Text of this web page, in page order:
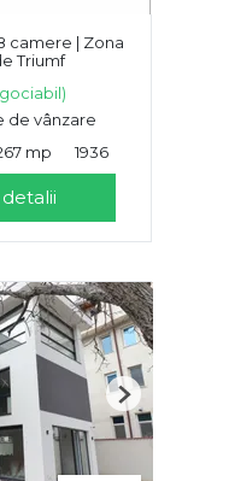
camere | Zona
Triumf
de vânzare
mp 1936
Next